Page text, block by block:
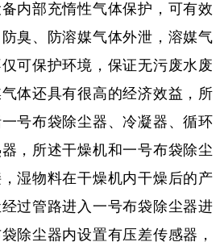
内部充惰性气体保护，可有效
臭、防溶媒气体外泄，溶媒气
可保护环境，保证无污废水废
体还具有很高的经济效益，所
号布袋除尘器、冷凝器、循环
，所述干燥机和一号布袋除尘
湿物料在干燥机内干燥后的产
过管路进入一号布袋除尘器进
除尘器内设置有压差传感器，